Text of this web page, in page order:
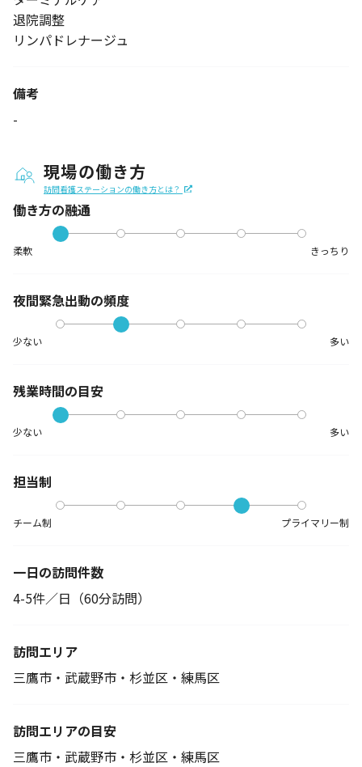
退院調整
リンパドレナージュ
備考
-
現場の働き方
訪問看護ステーションの働き方とは？
働き方の融通
柔軟 きっちり
夜間緊急出動の頻度
少ない 多い
残業時間の目安
少ない 多い
担当制
チーム制 プライマリー制
一日の訪問件数
4-5件／日（60分訪問）
訪問エリア
三鷹市・武蔵野市・杉並区・練馬区
訪問エリアの目安
三鷹市・武蔵野市・杉並区・練馬区